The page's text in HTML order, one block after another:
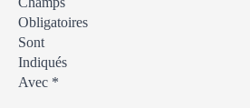
Obligatoires
Sont
Indiqués
Avec *